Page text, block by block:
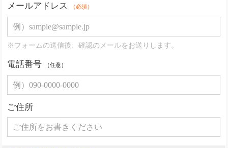
メールアドレス （必須）
※フォームの送信後、確認のメールをお送りします。
電話番号 （任意）
ご住所